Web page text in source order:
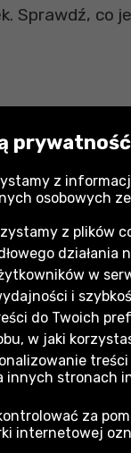
Sprawdź, co
Dedra
z
osobowych
z plików
działania
w
i
do Twoich
w jaki
innych stronach
za
internetowej